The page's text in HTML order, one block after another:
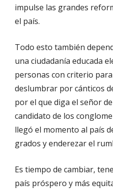
impulse las grandes
el país.
Todo esto también
una ciudadanía educada
personas con criterio
deslumbrar por cánticos
por el que diga el señor
candidato de los
llegó el momento al país
grados y enderezar el
Es tiempo de cambiar,
país próspero y más